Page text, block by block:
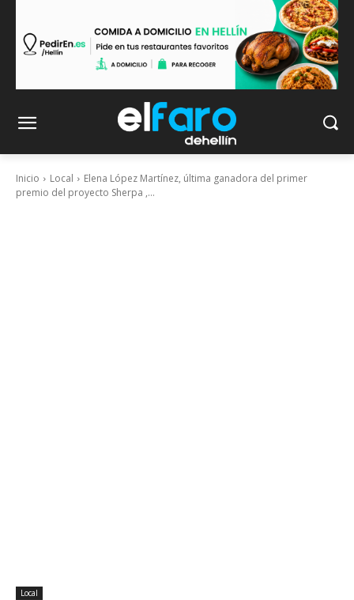
Inicio Local
Elena López Martínez, última ganadora del primer
premio del proyecto Sherpa ,...
Local